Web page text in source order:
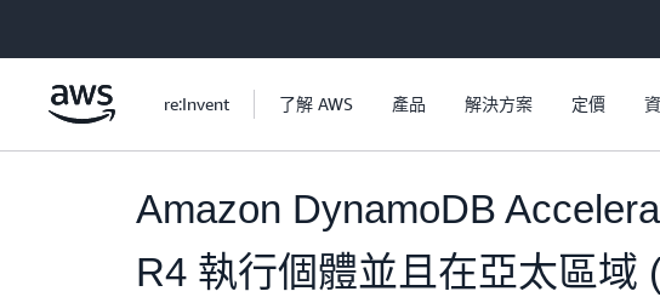
re:Invent 了解 AWS 產品 解決方案 定價
Amazon DynamoDB
R4 執行個體並且在亞太區域